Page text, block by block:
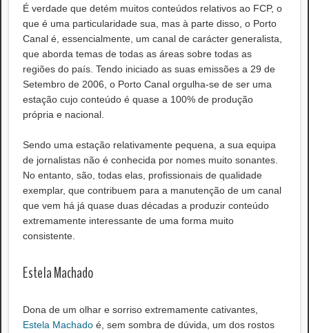
É verdade que detém muitos conteúdos relativos ao FCP, o
que é uma particularidade sua, mas à parte disso, o Porto
Canal é, essencialmente, um canal de carácter generalista,
que aborda temas de todas as áreas sobre todas as
regiões do país. Tendo iniciado as suas emissões a 29 de
Setembro de 2006, o Porto Canal orgulha-se de ser uma
estação cujo conteúdo é quase a 100% de produção
própria e nacional.
Sendo uma estação relativamente pequena, a sua equipa
de jornalistas não é conhecida por nomes muito sonantes.
No entanto, são, todas elas, profissionais de qualidade
exemplar, que contribuem para a manutenção de um canal
que vem há já quase duas décadas a produzir conteúdo
extremamente interessante de uma forma muito
consistente.
Estela Machado
Dona de um olhar e sorriso extremamente cativantes,
Estela Machado é, sem sombra de dúvida, um dos rostos